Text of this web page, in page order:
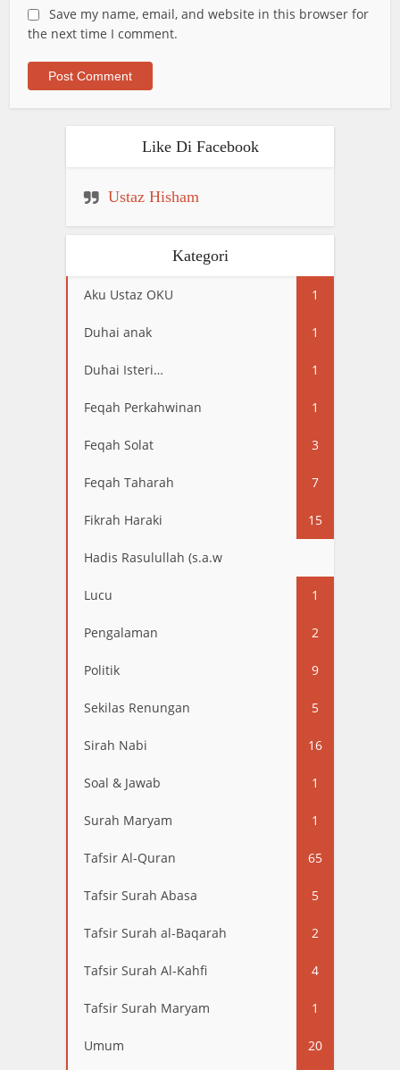
Save my name, email, and website in this browser for
the next time I comment.
Like Di Facebook
Ustaz Hisham
Kategori
Aku Ustaz OKU 1
Duhai anak 1
Duhai Isteri… 1
Feqah Perkahwinan 1
Feqah Solat 3
Feqah Taharah 7
Fikrah Haraki 15
Hadis Rasulullah (s.a.w
Lucu 1
Pengalaman 2
Politik 9
Sekilas Renungan 5
Sirah Nabi 16
Soal & Jawab 1
Surah Maryam 1
Tafsir Al-Quran 65
Tafsir Surah Abasa 5
Tafsir Surah al-Baqarah 2
Tafsir Surah Al-Kahfi 4
Tafsir Surah Maryam 1
Umum 20